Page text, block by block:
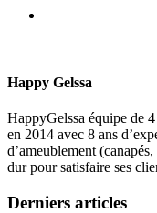
Happy Gelssa
HappyGelssa équipe de
en 2014 avec 8 ans
d’ameublement
dur pour satisfaire ses
Derniers articles